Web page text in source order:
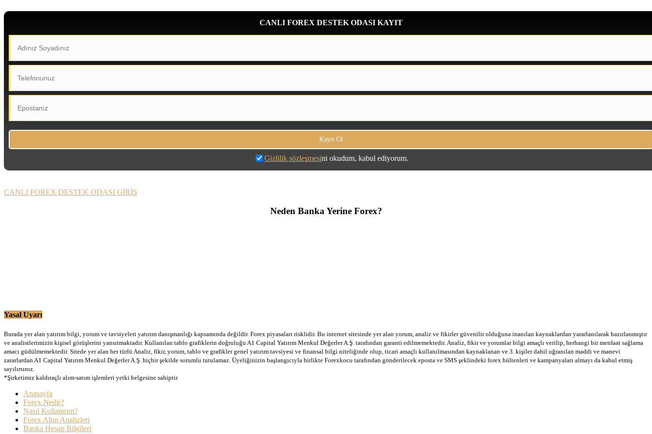
CANLI FOREX DESTEK ODASI KAYIT
Gizlilik sözleşmesini okudum, kabul ediyorum.
CANLI FOREX DESTEK ODASI GİRİŞ
Neden Banka Yerine Forex?
Yasal Uyarı
Burada yer alan yatırım bilgi, yorum ve tavsiyeleri yatırım danışmanlığı kapsamında değildir. Forex piyasaları risklidir. Bu internet sitesinde yer alan yorum, analiz ve fikirler güvenilir olduğuna inanılan kaynaklardan yararlanılarak hazırlanmıştır
ve analistlerimizin kişisel görüşlerini yansıtmaktadır. Kullanılan tablo grafiklerin doğruluğu A1 Capital Yatırım Menkul Değerler A.Ş. tarafından garanti edilmemektedir. Analiz, fikir ve yorumlar bilgi amaçlı verilip, herhangi bir menfaat sağlama
amacı güdülmemektedir. Sitede yer alan her türlü Analiz, fikir, yorum, tablo ve grafikler genel yatırım tavsiyesi ve finansal bilgi niteliğinde olup, ticari amaçlı kullanılmasından kaynaklanan ve 3. kişiler dahil uğranılan maddi ve manevi
zararlardan A1 Capital Yatırım Menkul Değerler A.Ş. hiçbir şekilde sorumlu tutulamaz. Üyeliğinizin başlangıcıyla birlikte Forexkocu tarafından gönderilecek eposta ve SMS şeklindeki forex bültenleri ve kampanyaları almayı da kabul etmiş
sayılırsınız.
*Şirketimiz kaldıraçlı alım-satım işlemleri yetki belgesine sahiptir.
Anasayfa
Forex Nedir?
Nasıl Kullanırım?
Forex Altın Analizleri
Banka Hesap Bilgileri